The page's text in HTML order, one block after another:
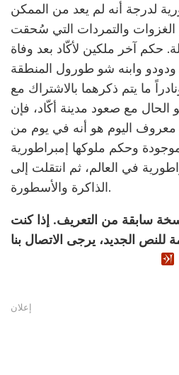
لدرجة أنه لم يعد من الممكن
والتمردات التي سُحقت
حكم آخر ملكين لأكّاد بعد وفاة
وابنه شو طورول المنطقة
ما يتم ذكرهما بالاشتراك مع
الحال مع صعود مدينة أكّاد، فإن
اليوم هو أنه في يوم من
موجودة وحكم ملوكها إمبراطورية
في العالم، ثم انتقلت إلى
الذاكرة والأسطورة.
سابقة من التعريف. إذا كنت
الجديد، يرجى الاتصال بنا
إعلان